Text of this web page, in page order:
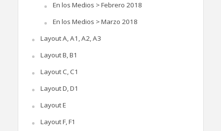
En los Medios > Febrero 2018
En los Medios > Marzo 2018
Layout A, A1, A2, A3
Layout B, B1
Layout C, C1
Layout D, D1
Layout E
Layout F, F1